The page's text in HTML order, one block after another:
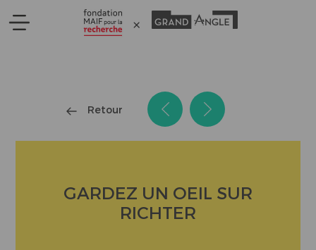
Retour
GARDEZ UN OEIL SUR
RICHTER